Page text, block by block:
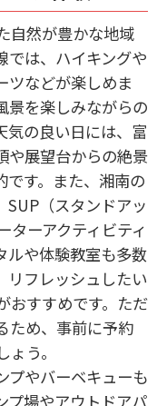
自然が豊かな地域
では、ハイキングや
ツなどが楽しめま
景を楽しみながらの
気の良い日には、富
や展望台からの絶景
です。また、湘南の
SUP（スタンドアッ
ターアクティビティ
ルや体験教室も多数
リフレッシュしたい
おすすめです。ただ
ため、事前に予約
う。
プやバーベキューも
プ場やアウトドアパ